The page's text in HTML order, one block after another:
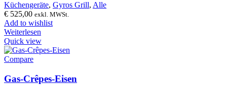
Küchengeräte, Gyros Grill, Alle
€ 525,00 exkl. MWSt.
Add to wishlist
Weiterlesen
Quick view
Compare
Gas-Crêpes-Eisen